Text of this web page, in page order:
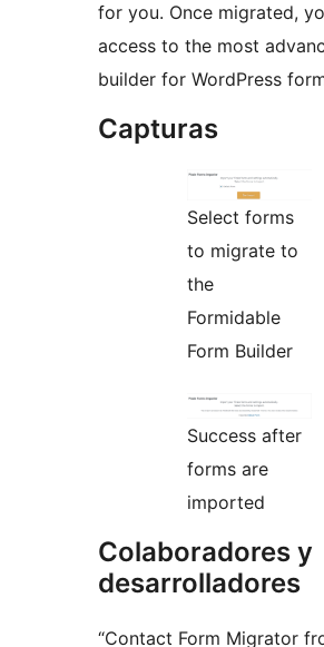
for you. Once migrated,
access to the most
builder for WordPress
Capturas
Select forms
to migrate to
the
Formidable
Form Builder
Success after
forms are
imported
Colaboradores y
desarrolladores
“Contact Form Migrator